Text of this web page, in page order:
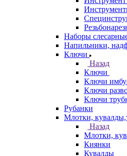
Наборы
Напильники,
Ключи
Назад
Ключи
Ключи
Ключи
Ключи
Рубанки
Млотки,
Назад
Млотки,
Киянки
Кувалды